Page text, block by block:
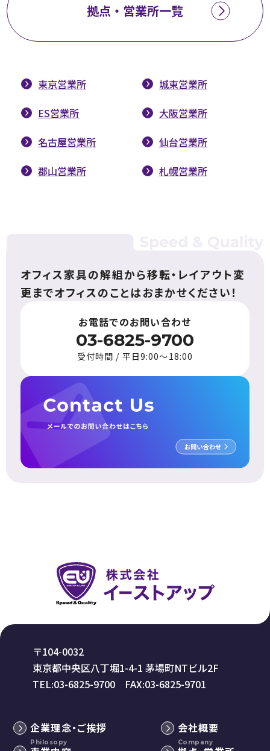
拠点・営業所一覧
東京営業所
城東営業所
ES営業所
大阪営業所
名古屋営業所
仙台営業所
郡山営業所
札幌営業所
オフィス家具の解組から移転・レイアウト変
更までオフィスのことはおまかせください！
お電話でのお問い合わせ
03-6825-9700
受付時間 / 平日9:00〜18:00
〒104-0032
東京都中央区八丁堀1-4-1 茅場町NTビル2F
TEL:03-6825-9700 FAX:03-6825-9701
企業理念・ご挨拶
Philosopy
会社概要
Company